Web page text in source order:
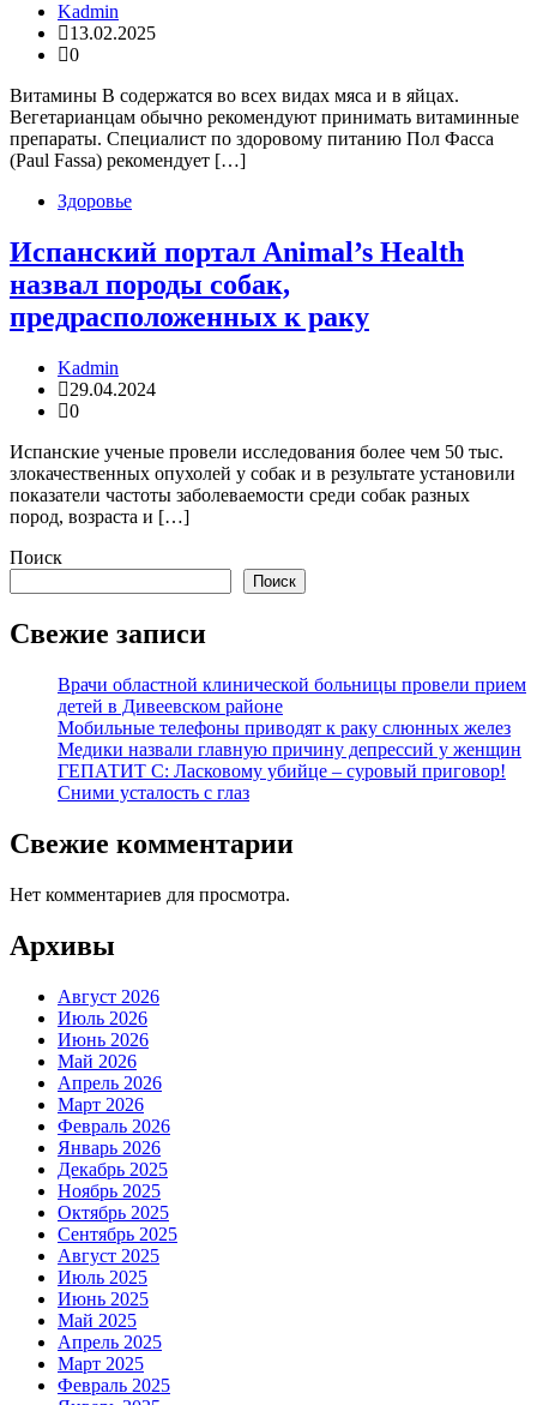
Kadmin
13.02.2025
0
Витамины В содержатся во всех видах мяса и в яйцах.
Вегетарианцам обычно рекомендуют принимать витаминные
препараты. Специалист по здоровому питанию Пол Фасса
(Paul Fassa) рекомендует […]
Здоровье
Испанский портал Animal’s Health
назвал породы собак,
предрасположенных к раку
Kadmin
29.04.2024
0
Испанские ученые провели исследования более чем 50 тыс.
злокачественных опухолей у собак и в результате установили
показатели частоты заболеваемости среди собак разных
пород, возраста и […]
Поиск
Поиск
Свежие записи
Врачи областной клинической больницы провели прием
детей в Дивеевском районе
Мобильные телефоны приводят к раку слюнных желез
Медики назвали главную причину депрессий у женщин
ГЕПАТИТ С: Ласковому убийце – суровый приговор!
Сними усталость с глаз
Свежие комментарии
Нет комментариев для просмотра.
Архивы
Август 2026
Июль 2026
Июнь 2026
Май 2026
Апрель 2026
Март 2026
Февраль 2026
Январь 2026
Декабрь 2025
Ноябрь 2025
Октябрь 2025
Сентябрь 2025
Август 2025
Июль 2025
Июнь 2025
Май 2025
Апрель 2025
Март 2025
Февраль 2025